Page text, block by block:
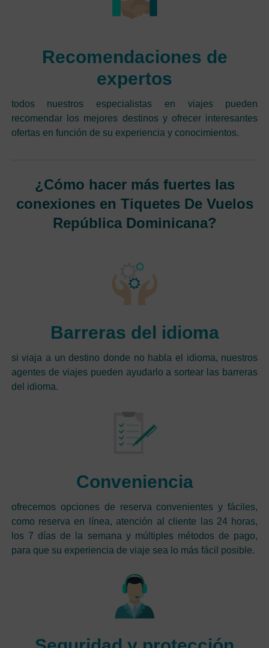
Recomendaciones de
expertos
todos nuestros especialistas en viajes pueden
recomendar los mejores destinos y ofrecer interesantes
ofertas en función de su experiencia y conocimientos.
¿Cómo hacer más fuertes las
conexiones en Tiquetes De Vuelos
República Dominicana?
Barreras del idioma
si viaja a un destino donde no habla el idioma, nuestros
agentes de viajes pueden ayudarlo a sortear las barreras
del idioma.
Conveniencia
ofrecemos opciones de reserva convenientes y fáciles,
como reserva en línea, atención al cliente las 24 horas,
los 7 días de la semana y múltiples métodos de pago,
para que su experiencia de viaje sea lo más fácil posible.